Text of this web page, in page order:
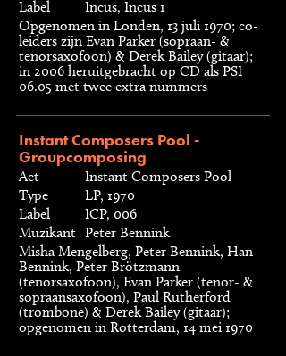
Label
Incus, Incus 1
Opgenomen in Londen, 13 juli 1970; co-
leiders zijn Evan Parker (sopraan- &
tenorsaxofoon) & Derek Bailey (gitaar);
in 2006 heruitgebracht op CD als PSI
06.05 met twee extra nummers
Instant Composers Pool -
Groupcomposing
Act
Instant Composers Pool
Type
LP, 1970
Label
ICP, 006
Muzikant Peter Bennink
Misha Mengelberg, Peter Bennink, Han
Bennink, Peter Brötzmann
(tenorsaxofoon), Evan Parker (tenor- &
sopraansaxofoon), Paul Rutherford
(trombone) & Derek Bailey (gitaar);
opgenomen in Rotterdam, 14 mei 1970